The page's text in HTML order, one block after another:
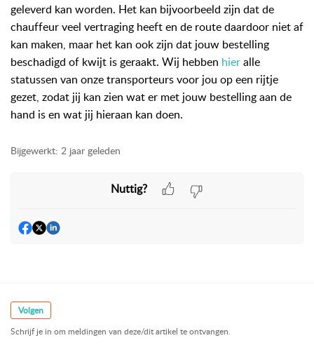
geleverd kan worden. Het kan bijvoorbeeld zijn dat de
chauffeur veel vertraging heeft en de route daardoor niet af
kan maken, maar het kan ook zijn dat jouw bestelling
beschadigd of kwijt is geraakt. Wij hebben hieralle
statussen van onze transporteurs voor jou op een rijtje
gezet, zodat jij kan zien wat er met jouw bestelling aan de
hand is en wat jij hieraan kan doen.
Bijgewerkt: 2 jaar geleden
Nuttig?
Volgen
Schrijf je in om meldingen van deze/dit artikel te ontvangen.